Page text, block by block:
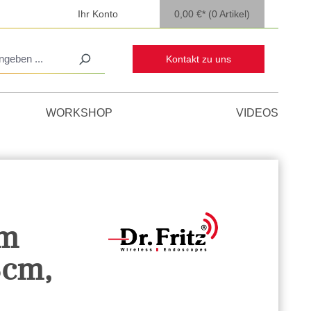
Ihr Konto 0,00 €* (0 Artikel)
Kontakt zu uns
WORKSHOP VIDEOS